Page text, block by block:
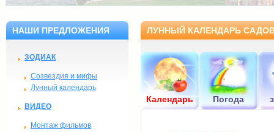
НАШИ ПРЕДЛОЖЕНИЯ
ЗОДИАК
Созвездия и мифы
Лунный календарь
ВИДЕО
Монтаж фильмов
ЛУННЫЙ КАЛЕНДАРЬ
Календарь Погода